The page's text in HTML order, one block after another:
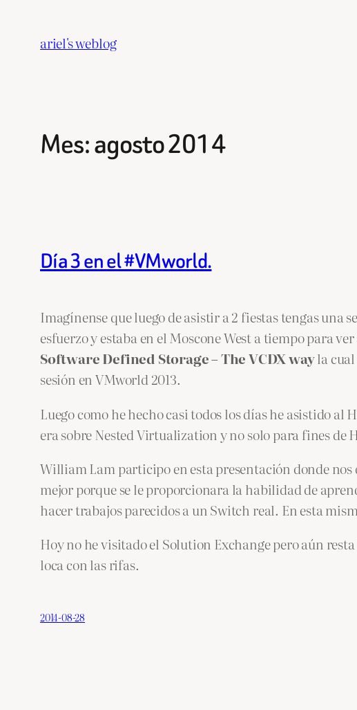
contenido
ariel's weblog
Mes:agosto 2014
Día 3 en el #VMworld.
Imagínense que luego de asistir a 2 fiestas tengas una
esfuerzo y estaba en el Moscone West a tiempo para
Software Defined Storage – The VCDX wayla
sesión en VMworld 2013.
Luego como he hecho casi todos los días he asistido
era sobre Nested Virtualization y no solo para fines de
William Lam participo en esta presentación donde
mejor porque se le proporcionara la habilidad de
hacer trabajos parecidos a un Switch real. En esta
Hoy no he visitado el Solution Exchange pero aún
loca con las rifas.
2014-08-28